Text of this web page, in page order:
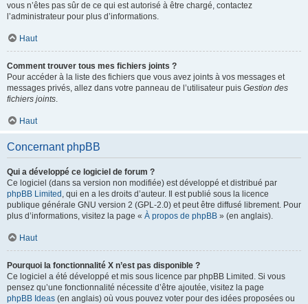
vous n’êtes pas sûr de ce qui est autorisé à être chargé, contactez
l’administrateur pour plus d’informations.
Haut
Comment trouver tous mes fichiers joints ?
Pour accéder à la liste des fichiers que vous avez joints à vos messages et
messages privés, allez dans votre panneau de l’utilisateur puis Gestion des
fichiers joints.
Haut
Concernant phpBB
Qui a développé ce logiciel de forum ?
Ce logiciel (dans sa version non modifiée) est développé et distribué par
phpBB Limited , qui en a les droits d’auteur. Il est publié sous la licence
publique générale GNU version 2 (GPL-2.0) et peut être diffusé librement. Pour
plus d’informations, visitez la page « À propos de phpBB » (en anglais).
Haut
Pourquoi la fonctionnalité X n’est pas disponible ?
Ce logiciel a été développé et mis sous licence par phpBB Limited. Si vous
pensez qu’une fonctionnalité nécessite d’être ajoutée, visitez la page
phpBB Ideas (en anglais) où vous pouvez voter pour des idées proposées ou